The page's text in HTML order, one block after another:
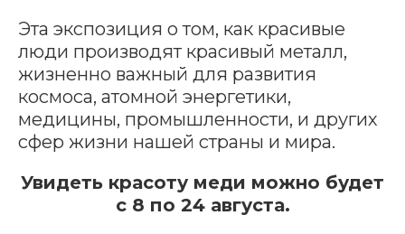
Эта экспозиция о том, как красивые
люди производят красивый металл,
жизненно важный для развития
космоса, атомной энергетики,
медицины, промышленности, и других
сфер жизни нашей страны и мира.
Увидеть красоту меди можно будет
с 8 по 24 августа.